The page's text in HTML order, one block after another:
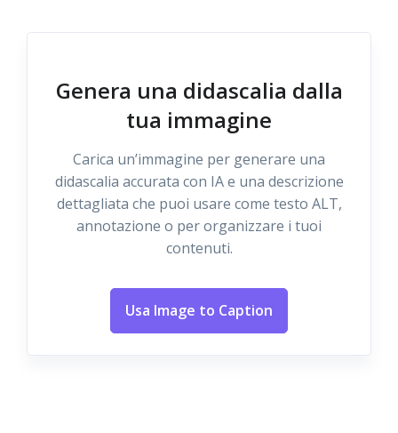
Genera una didascalia dalla
tua immagine
Carica un’immagine per generare una
didascalia accurata con IA e una descrizione
dettagliata che puoi usare come testo ALT,
annotazione o per organizzare i tuoi
contenuti.
Usa Image to Caption